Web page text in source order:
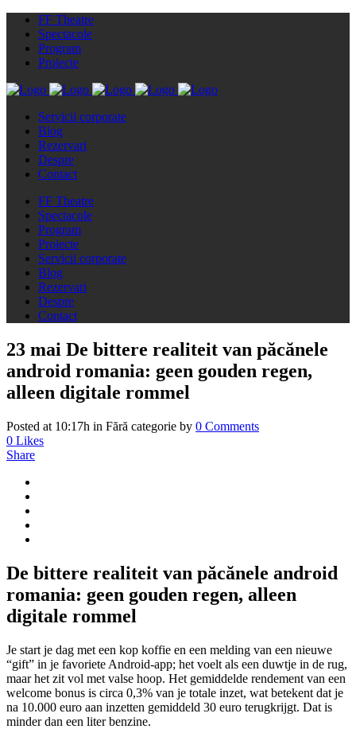
FF Theatre
Spectacole
Program
Proiecte
Servicii corporate
Blog
Rezervari
Despre
Contact
FF Theatre
Spectacole
Program
Proiecte
Servicii corporate
Blog
Rezervari
Despre
Contact
23 mai De bittere realiteit van păcănele
android romania: geen gouden regen,
alleen digitale rommel
Posted at 10:17h in Fără categorie by 0 Comments
0 Likes
Share
De bittere realiteit van păcănele android
romania: geen gouden regen, alleen
digitale rommel
Je start je dag met een kop koffie en een melding van een nieuwe
“gift” in je favoriete Android-app; het voelt als een duwtje in de rug,
maar het zit vol met valse hoop. Het gemiddelde rendement van een
welcome bonus is circa 0,3% van je totale inzet, wat betekent dat je
na 10.000 euro aan inzetten gemiddeld 30 euro terugkrijgt. Dat is
minder dan een liter benzine.